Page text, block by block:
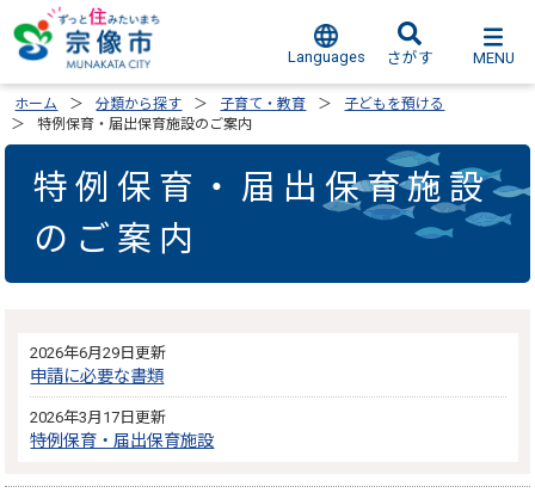
Languages さがす MENU
ホーム 分類から探す 子育て・教育
子どもを預ける
特例保育・届出保育施設のご案内
特例保育・届出保育施設
のご案内
2026年6月29日更新
申請に必要な書類
2026年3月17日更新
特例保育・届出保育施設